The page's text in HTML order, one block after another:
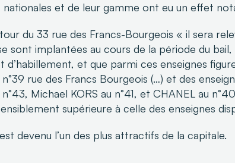
nationales et de leur gamme ont eu un effet
du 33 rue des Francs-Bourgeois « il sera
sont implantées au cours de la période du
d’habillement, et que parmi ces enseignes
n°39 rue des Francs Bourgeois (…) et des
n°43, Michael KORS au n°41, et CHANEL au
supérieure à celle des enseignes
devenu l’un des plus attractifs de la capitale.